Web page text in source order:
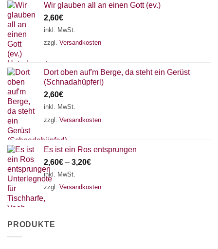
Wir glauben all an einen Gott (ev.)
2,60€
inkl. MwSt.
zzgl. Versandkosten
Dort oben auf'm Berge, da steht ein Gerüst
(Schnadahüpferl)
2,60€
inkl. MwSt.
zzgl. Versandkosten
Es ist ein Ros entsprungen
2,60€ – 3,20€
inkl. MwSt.
zzgl. Versandkosten
PRODUKTE